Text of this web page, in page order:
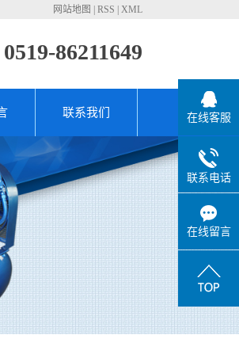
网站地图 RSS XML
0519-86211649
联系我们 在线客服
联系电话
在线留言